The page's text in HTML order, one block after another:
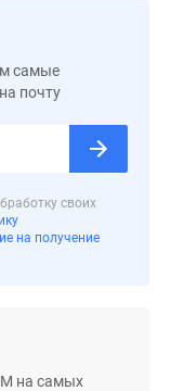
самые
почту
своих
на получение
М на самых